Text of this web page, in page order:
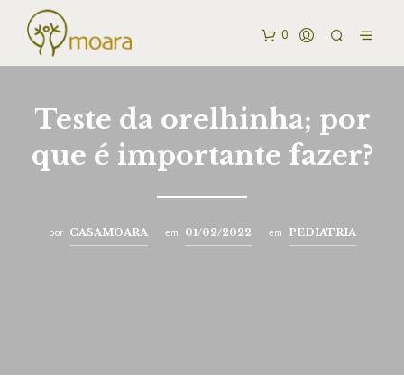
0
Teste da orelhinha; por
que é importante fazer?
por CASAMOARA em 01/02/2022 em PEDIATRIA